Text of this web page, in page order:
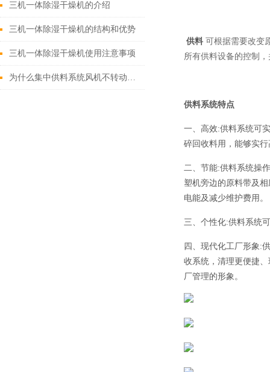
三机一体除湿干燥机的介绍
三机一体除湿干燥机的结构和优势
三机一体除湿干燥机使用注意事项
为什么集中供料系统风机不转动及振动过大？
供料 可根据需要改变
所有供料设备的控制
供料系统特点
一、高效:供料系统可
碎回收料用，能够实
二、节能:供料系统操
塑机旁边的原料带及
电能及减少维护费用。
三、个性化:供料系统
四、现代化工厂形象:
收系统，清理更便捷
厂管理的形象。